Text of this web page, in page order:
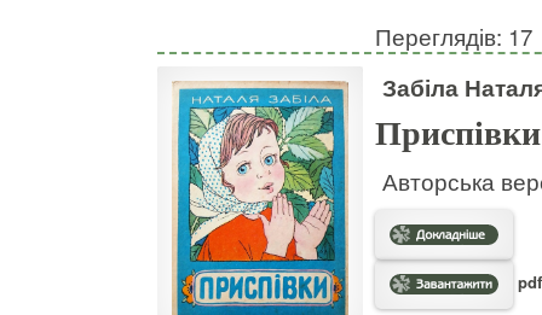
Переглядів: 17
Забіла
Приспівки
Авторська